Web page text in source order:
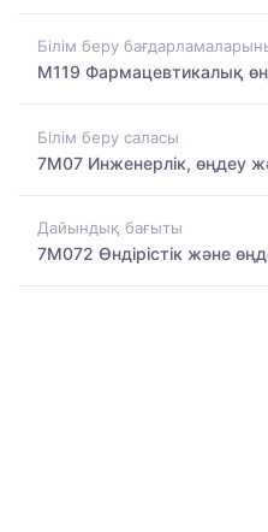
Білім беру
M119 Фармацевтикалық
Білім беру саласы
7M07 Инженерлік, өңдеу
Дайындық бағыты
7M072 Өндірістік және